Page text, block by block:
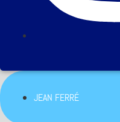
JEAN FERRÉ